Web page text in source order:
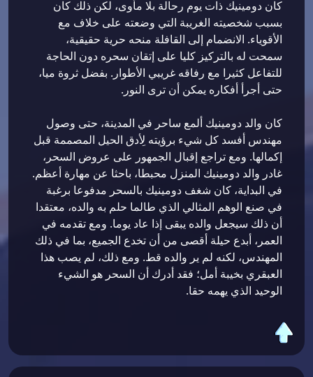
كان دومينيك ذات يوم رحالة بلا مأوى، لكن ذلك كان
بسبب شخصيته الغريبة التي وضعته على خلاف مع
الأقوياء. الانضمام إلى القافلة منحه حرية حقيقية،
سمحت له بالتركيز كليا على إتقان سحره دون الحاجة
للتفاعل كثيرا مع رفاقه غريبي الأطوار. بفضل ثروة ميا،
حتى أجرأ أفكاره يمكن أن ترى النور.
كان والد دومينيك ألمع ساحر في المدينة، حتى وصول
مهندس أفسد كل شيء برؤيته لِأدق الحيل المصممة قبل
إكمالها. ومع تراجع إقبال الجمهور على عروض السحر،
غادر والد دومينيك المنزل محبطا، باحثا عن مهارة أعظم.
في البداية، كان شغف دومينيك بالسحر مدفوعا برغبة
في صنع الوهم المثالي الذي طالما حلم به والده، معتقدا
أن ذلك سيجعل والده يبقى إذا عاد يوما. ومع تقدمه في
العمر، أبدع حيلة أقصى من أن تخدع الجميع، بما في ذلك
المهندس، لكنه لم ير والده قط. ومع ذلك، لم يصب هذا
العبقري بخيبة أمل؛ فقد أدرك أن السحر هو الشيء
الوحيد الذي يهمه حقا.